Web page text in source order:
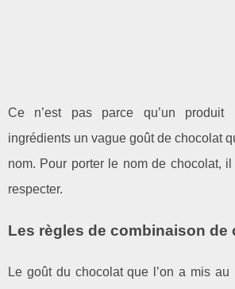
Ce n’est pas parce qu’un produit
ingrédients un vague goût de chocolat
nom. Pour porter le nom de chocolat,
respecter.
Les règles de combinaison de
Le goût du chocolat que l’on a mis au